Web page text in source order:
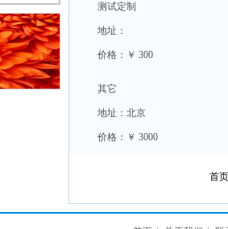
测试定制
地址：
价格：￥ 300
其它
地址：北京
价格：￥ 3000
首